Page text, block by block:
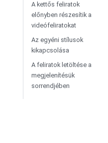
A kettős feliratok
előnyben részesítik a
videófeliratokat
Az egyéni stílusok
kikapcsolása
A feliratok letöltése a
megjelenítésük
sorrendjében